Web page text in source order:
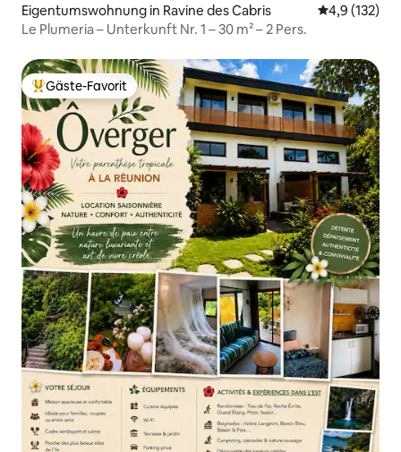
Eigentumswohnung in Ravine des Cabris
4,9 (132)
Le Plumeria – Unterkunft Nr. 1 – 30 m² – 2 Pers.
Beliebter Gäste-Favorit.
Gäste-Favorit